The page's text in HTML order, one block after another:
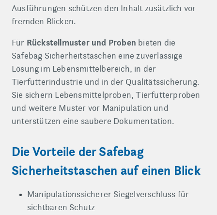
Ausführungen schützen den Inhalt zusätzlich vor
fremden Blicken.
Für Rückstellmuster und Proben bieten die
Safebag Sicherheitstaschen eine zuverlässige
Lösung im Lebensmittelbereich, in der
Tierfutterindustrie und in der Qualitätssicherung.
Sie sichern Lebensmittelproben, Tierfutterproben
und weitere Muster vor Manipulation und
unterstützen eine saubere Dokumentation.
Die Vorteile der Safebag
Sicherheitstaschen auf einen Blick
Manipulationssicherer Siegelverschluss für
sichtbaren Schutz